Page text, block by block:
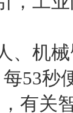
机械
每53
有关